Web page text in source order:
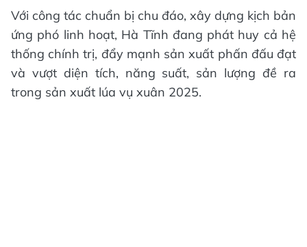
Với công tác chuẩn bị chu đáo, xây dựng kịch bản
ứng phó linh hoạt, Hà Tĩnh đang phát huy cả hệ
thống chính trị, đẩy mạnh sản xuất phấn đấu đạt
và vượt diện tích, năng suất, sản lượng đề ra
trong sản xuất lúa vụ xuân 2025.